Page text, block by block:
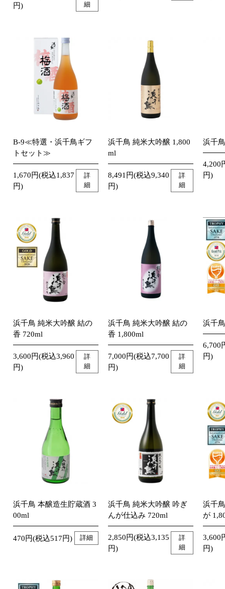
円)
細
B-9≪特選・浜千鳥ギフ
トセット≫
1,670円(税込1,837
円)
詳
細
浜千鳥 純米大吟醸 1,800
ml
8,491円(税込9,340
円)
詳
細
浜千
4,200
円)
浜千鳥 純米大吟醸 結の
香 720ml
3,600円(税込3,960
円)
詳
細
浜千鳥 純米大吟醸 結の
香 1,800ml
7,000円(税込7,700
円)
詳
細
浜千
6,700
円)
浜千鳥 本醸造生貯蔵酒 3
00ml
470円(税込517円) 詳細
浜千鳥 純米大吟醸 吟ぎ
んが仕込み 720ml
2,850円(税込3,135
円)
詳
細
浜千
が
3,600
円)